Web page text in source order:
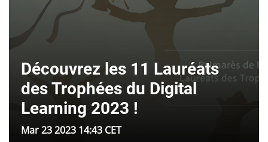
Découvrez les 11 Lauréats
des Trophées du Digital
Learning 2023 !
Mar 23 2023 14:43 CET